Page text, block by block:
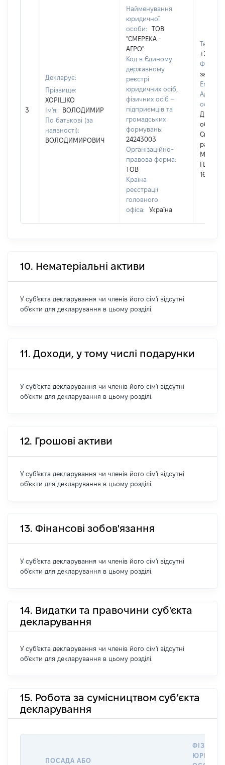
3
Декларує:
Прізвище:
ХОРІШКО
Ім'я:
ВОЛОДИМИР
По батькові (за
наявності):
ВОЛОДИМИРОВИЧ
Найменування
юридичної
особи:
ТОВ
"СМЕРЕКА -
АГРО"
Код в Єдиному
державному
реєстрі
юридичних осіб,
фізичних осіб –
підприємців та
громадських
формувань:
24243003
Організаційно-
правова форма:
ТОВ
Країна
реєстрації
головного
офіса:
Україна
Факс:
Email:
Адреса
особи:
обл.,
район,
16-Б
10. Нематеріальні активи
У суб'єкта декларування чи членів його сім'ї відсутні
об'єкти для декларування в цьому розділі.
11. Доходи, у тому числі подарунки
У суб'єкта декларування чи членів його сім'ї відсутні
об'єкти для декларування в цьому розділі.
12. Грошові активи
У суб'єкта декларування чи членів його сім'ї відсутні
об'єкти для декларування в цьому розділі.
13. Фінансові зобов'язання
У суб'єкта декларування чи членів його сім'ї відсутні
об'єкти для декларування в цьому розділі.
14. Видатки та правочини суб'єкта
декларування
У суб'єкта декларування чи членів його сім'ї відсутні
об'єкти для декларування в цьому розділі.
15. Робота за сумісництвом суб’єкта
декларування
ПОСАДА АБО